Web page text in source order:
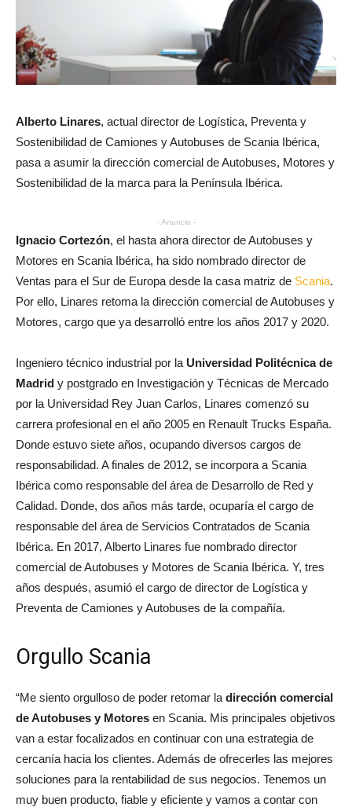
Alberto Linares, actual director de Logística, Preventa y
Sostenibilidad de Camiones y Autobuses de Scania Ibérica,
pasa a asumir la dirección comercial de Autobuses, Motores y
Sostenibilidad de la marca para la Península Ibérica.
- Anuncio -
Ignacio Cortezón, el hasta ahora director de Autobuses y
Motores en Scania Ibérica, ha sido nombrado director de
Ventas para el Sur de Europa desde la casa matriz de Scania.
Por ello, Linares retoma la dirección comercial de Autobuses y
Motores, cargo que ya desarrolló entre los años 2017 y 2020.
Ingeniero técnico industrial por la Universidad Politécnica de
Madrid y postgrado en Investigación y Técnicas de Mercado
por la Universidad Rey Juan Carlos, Linares comenzó su
carrera profesional en el año 2005 en Renault Trucks España.
Donde estuvo siete años, ocupando diversos cargos de
responsabilidad. A finales de 2012, se incorpora a Scania
Ibérica como responsable del área de Desarrollo de Red y
Calidad. Donde, dos años más tarde, ocuparía el cargo de
responsable del área de Servicios Contratados de Scania
Ibérica. En 2017, Alberto Linares fue nombrado director
comercial de Autobuses y Motores de Scania Ibérica. Y, tres
años después, asumió el cargo de director de Logística y
Preventa de Camiones y Autobuses de la compañía.
Orgullo Scania
“Me siento orgulloso de poder retomar la dirección comercial
de Autobuses y Motores en Scania. Mis principales objetivos
van a estar focalizados en continuar con una estrategia de
cercanía hacia los clientes. Además de ofrecerles las mejores
soluciones para la rentabilidad de sus negocios. Tenemos un
muy buen producto, fiable y eficiente y vamos a contar con